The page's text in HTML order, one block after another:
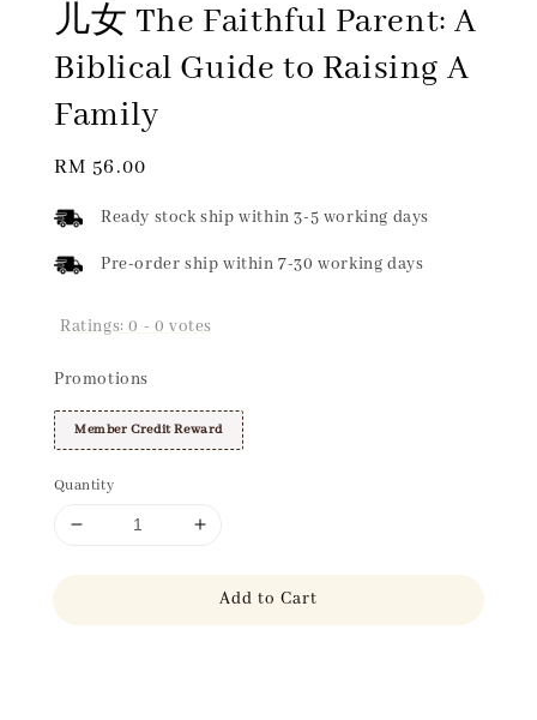
儿女 The Faithful Parent: A
Biblical Guide to Raising A
Family
Regular
RM 56.00
Ready stock ship within 3-5 working days
Pre-order ship within 7-30 working days
Ratings:0 - 0 votes
Promotions
Member Credit Reward
Quantity
Add to Cart